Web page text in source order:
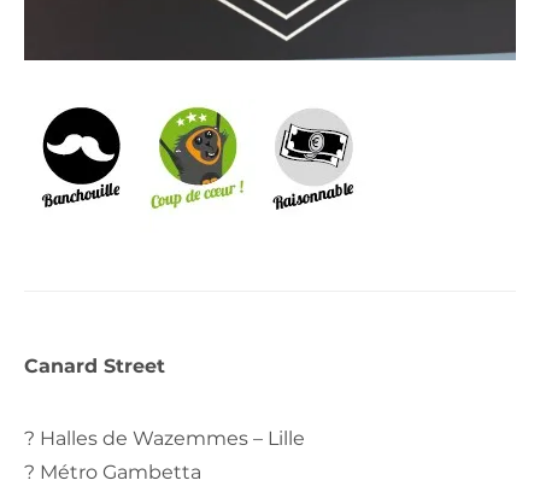
Canard Street
? Halles de Wazemmes – Lille
? Métro Gambetta